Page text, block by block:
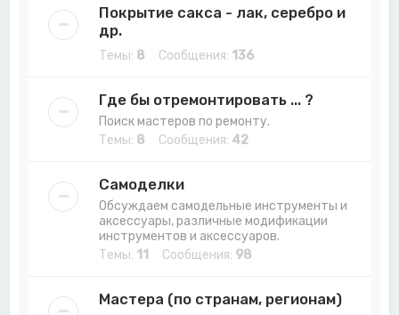
Покрытие сакса - лак, серебро и
др.
Темы: 8 Сообщения: 136
Где бы отремонтировать ... ?
Поиск мастеров по ремонту.
Темы: 8 Сообщения: 42
Самоделки
Обсуждаем самодельные инструменты и
аксессуары, различные модификации
инструментов и аксессуаров.
Темы: 11 Сообщения: 98
Мастера (по странам, регионам)